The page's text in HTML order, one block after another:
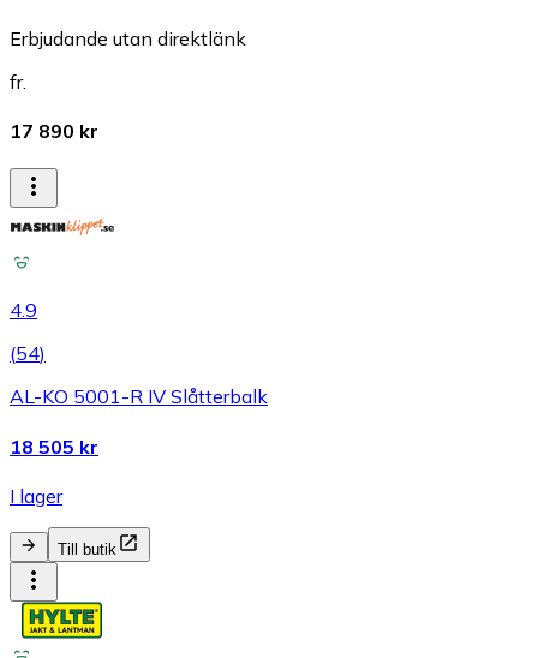
Erbjudande utan direktlänk
fr.
17 890 kr
4.9
(54)
AL-KO 5001-R IV Slåtterbalk
18 505 kr
I lager
Till butik